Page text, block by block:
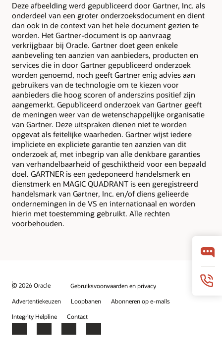
Deze afbeelding werd gepubliceerd door Gartner, Inc. als
onderdeel van een groter onderzoeksdocument en dient
dan ook in de context van het hele document gezien te
worden. Het Gartner-document is op aanvraag
verkrijgbaar bij Oracle. Gartner doet geen enkele
aanbeveling ten aanzien van aanbieders, producten en
services die in door Gartner gepubliceerd onderzoek
worden genoemd, noch geeft Gartner enig advies aan
gebruikers van de technologie om te kiezen voor
aanbieders die hoog scoren of anderszins positief zijn
aangemerkt. Gepubliceerd onderzoek van Gartner geeft
de meningen weer van de wetenschappelijke organisatie
van Gartner. Deze uitspraken dienen niet te worden
opgevat als feitelijke waarheden. Gartner wijst iedere
impliciete en expliciete garantie ten aanzien van dit
onderzoek af, met inbegrip van alle denkbare garanties
van verhandelbaarheid of geschiktheid voor een bepaald
doel. GARTNER is een gedeponeerd handelsmerk en
dienstmerk en MAGIC QUADRANT is een geregistreerd
handelsmark van Gartner, Inc. en/of diens gelieerde
ondernemingen in de VS en internationaal en worden
hierin met toestemming gebruikt. Alle rechten
voorbehouden.
© 2026 Oracle
Gebruiksvoorwaarden en privacy
Advertentiekeuzen
Loopbanen
Abonneren op e-mails
Integrity Helpline
Contact
Facebook
X LinkedInYouTube